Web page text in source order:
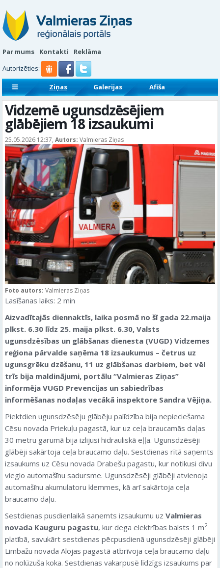
Par mums Kontakti
Reklāma
Autorizēties:
Ziņas Galerijas
Afiša
Sludinājumi
Reklāmraksti
Vidzemē ugunsdzēsējiem
glābējiem 18 izsaukumi
25.05.2026 12:37, Autors: Valmieras Ziņas
Foto autors: Valmieras Ziņas
Lasīšanas laiks: 2 min
Aizvadītajās diennaktīs, laika posmā no šī gada 22.maija
plkst. 6.30 līdz 25. maija plkst. 6.30, Valsts
ugunsdzēsības un glābšanas dienesta (VUGD) Vidzemes
reģiona pārvalde saņēma 18 izsaukumus – četrus uz
ugunsgrēku dzēšanu, 11 uz glābšanas darbiem, bet vēl
trīs bija maldinājumi, portālu “Valmieras Ziņas”
informēja VUGD Prevencijas un sabiedrības
informēšanas nodaļas vecākā inspektore Sandra Vējiņa.
Piektdien ugunsdzēsēju glābēju palīdzība bija nepieciešama
Cēsu novada Priekuļu pagastā, kur uz ceļa braucamās daļas
30 metru garumā bija izlijusi hidrauliskā eļļa. Ugunsdzēsēji
glābēji sakārtoja ceļa braucamo daļu. Sestdienas rītā saņemts
izsaukums uz Cēsu novada Drabešu pagastu, kur notikusi divu
vieglo automašīnu sadursme. Ugunsdzēsēji glābēji atvienoja
automašīnu akumulatoru klemmes, kā arī sakārtoja ceļa
braucamo daļu.
Sestdienas pusdienlaikā saņemts izsaukumu uz Valmieras
novada Kauguru pagastu, kur dega elektrības balsts 1 m2
platībā, savukārt sestdienas pēcpusdienā ugunsdzēsēji glābēji
Limbažu novada Alojas pagastā atbrīvoja ceļa braucamo daļu
no nolūzuša koka. Sestdienas vakarpusē līdzīgs izsaukums par